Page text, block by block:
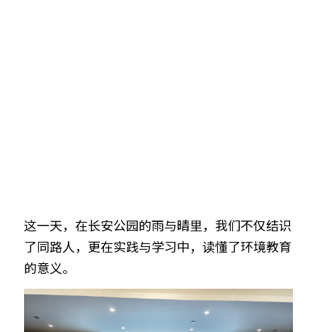
这一天，在长安公园的雨与晴里，我们不仅结识
了同路人，更在实践与学习中，读懂了环境教育
的意义。